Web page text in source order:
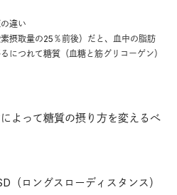
違い
摂取量の25％前後）だと、血中の脂肪
につれて糖質（血糖と筋グリコーゲン）
よって糖質の摂り方を変えるべ
（ロングスローディスタンス）